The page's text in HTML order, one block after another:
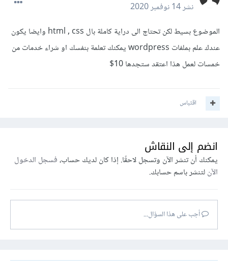
نشر14 نوفمبر 2020
الموضوع بسيط لكن تحتاج الى دراية كاملة بال html , css وايضا يكون
عندك علم بملفات wordpress يمكنك تعلمة بنفسك او شراء خدمات من
خمسات لعمل هذا اعتقد ستجدها 10$
اقتباس
انضم إلى النقاش
يمكنك أن تنشر الآن وتسجل لاحقًا. إذا كان لديك حساب،فسجل الدخول
الآنلتنشر باسم حسابك.
أجب على هذا السؤال...